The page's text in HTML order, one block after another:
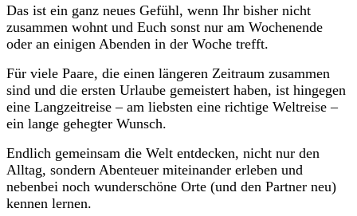
Das ist ein ganz neues Gefühl, wenn Ihr bisher nicht
zusammen wohnt und Euch sonst nur am Wochenende
oder an einigen Abenden in der Woche trefft.
Für viele Paare, die einen längeren Zeitraum zusammen
sind und die ersten Urlaube gemeistert haben, ist hingegen
eine Langzeitreise – am liebsten eine richtige Weltreise –
ein lange gehegter Wunsch.
Endlich gemeinsam die Welt entdecken, nicht nur den
Alltag, sondern Abenteuer miteinander erleben und
nebenbei noch wunderschöne Orte (und den Partner neu)
kennen lernen.